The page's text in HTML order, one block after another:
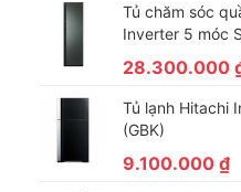
Tủ chăm sóc
Inverter 5 móc
28.300.000
Tủ lạnh Hitachi
(GBK)
9.100.000 ₫